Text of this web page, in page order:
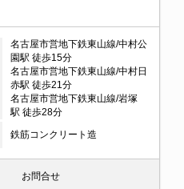
名古屋市営地下鉄東山線/中村公
園駅 徒歩15分
名古屋市営地下鉄東山線/中村日
赤駅 徒歩21分
名古屋市営地下鉄東山線/岩塚
駅 徒歩28分
鉄筋コンクリート造
お問合せ